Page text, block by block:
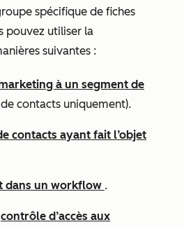
spécifique de fiches
pouvez utiliser la
suivantes :
à un segment de
contacts uniquement).
contacts ayant fait l’objet
dans un workflow .
contrôle d’accès aux